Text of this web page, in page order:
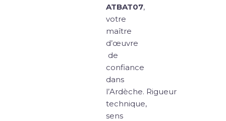
ATBAT07,
votre
maître
d’œuvre
de
confiance
dans
l’Ardèche. Rigueur
technique,
sens